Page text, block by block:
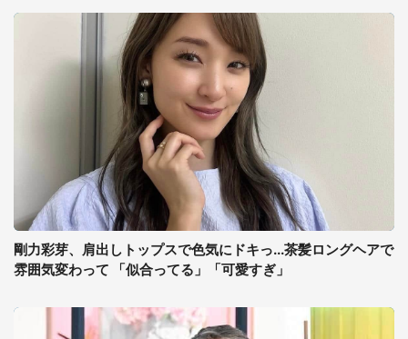
剛力彩芽、肩出しトップスで色気にドキっ...茶髪ロングヘアで
雰囲気変わって 「似合ってる」「可愛すぎ」